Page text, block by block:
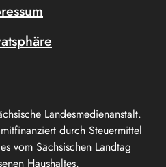
Landesmedienanstalt.
durch Steuermittel
vom Sächsischen Landtag
Haushaltes.